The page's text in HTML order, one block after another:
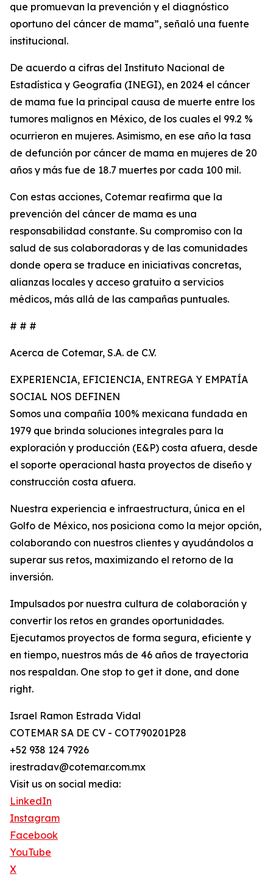
que promuevan la prevención y el diagnóstico
oportuno del cáncer de mama”, señaló una fuente
institucional.
De acuerdo a cifras del Instituto Nacional de
Estadística y Geografía (INEGI), en 2024 el cáncer
de mama fue la principal causa de muerte entre los
tumores malignos en México, de los cuales el 99.2 %
ocurrieron en mujeres. Asimismo, en ese año la tasa
de defunción por cáncer de mama en mujeres de 20
años y más fue de 18.7 muertes por cada 100 mil.
Con estas acciones, Cotemar reafirma que la
prevención del cáncer de mama es una
responsabilidad constante. Su compromiso con la
salud de sus colaboradoras y de las comunidades
donde opera se traduce en iniciativas concretas,
alianzas locales y acceso gratuito a servicios
médicos, más allá de las campañas puntuales.
# # #
Acerca de Cotemar, S.A. de C.V.
EXPERIENCIA, EFICIENCIA, ENTREGA Y EMPATÍA
SOCIAL NOS DEFINEN
Somos una compañía 100% mexicana fundada en
1979 que brinda soluciones integrales para la
exploración y producción (E&P) costa afuera, desde
el soporte operacional hasta proyectos de diseño y
construcción costa afuera.
Nuestra experiencia e infraestructura, única en el
Golfo de México, nos posiciona como la mejor opción,
colaborando con nuestros clientes y ayudándolos a
superar sus retos, maximizando el retorno de la
inversión.
Impulsados por nuestra cultura de colaboración y
convertir los retos en grandes oportunidades.
Ejecutamos proyectos de forma segura, eficiente y
en tiempo, nuestros más de 46 años de trayectoria
nos respaldan. One stop to get it done, and done
right.
Israel Ramon Estrada Vidal
COTEMAR SA DE CV - COT790201P28
+52 938 124 7926
irestradav@cotemar.com.mx
Visit us on social media:
LinkedIn
Instagram
Facebook
YouTube
X